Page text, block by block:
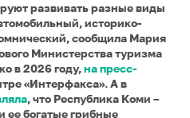
развивать разные виды
историко-
сообщила Мария
Министерства туризма
в 2026 году,на пресс-
«Интерфакса». А в
, что Республика Коми –
ее богатые грибные